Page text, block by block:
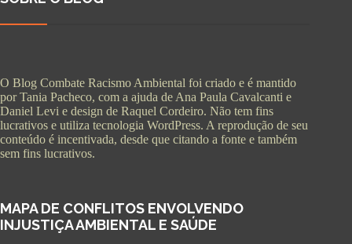
O Blog Combate Racismo Ambiental foi criado e é mantido
por Tania Pacheco, com a ajuda de Ana Paula Cavalcanti e
Daniel Levi e design de Raquel Cordeiro. Não tem fins
lucrativos e utiliza tecnologia WordPress. A reprodução de seu
conteúdo é incentivada, desde que citando a fonte e também
sem fins lucrativos.
MAPA DE CONFLITOS ENVOLVENDO
INJUSTIÇA AMBIENTAL E SAÚDE